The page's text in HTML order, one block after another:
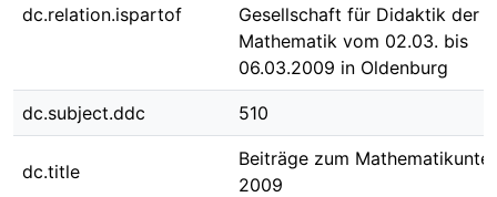
dc.relation.ispartof
Gesellschaft für Didaktik der
Mathematik vom 02.03. bis
06.03.2009 in Oldenburg
dc.subject.ddc 510
dc.title
Beiträge zum
2009